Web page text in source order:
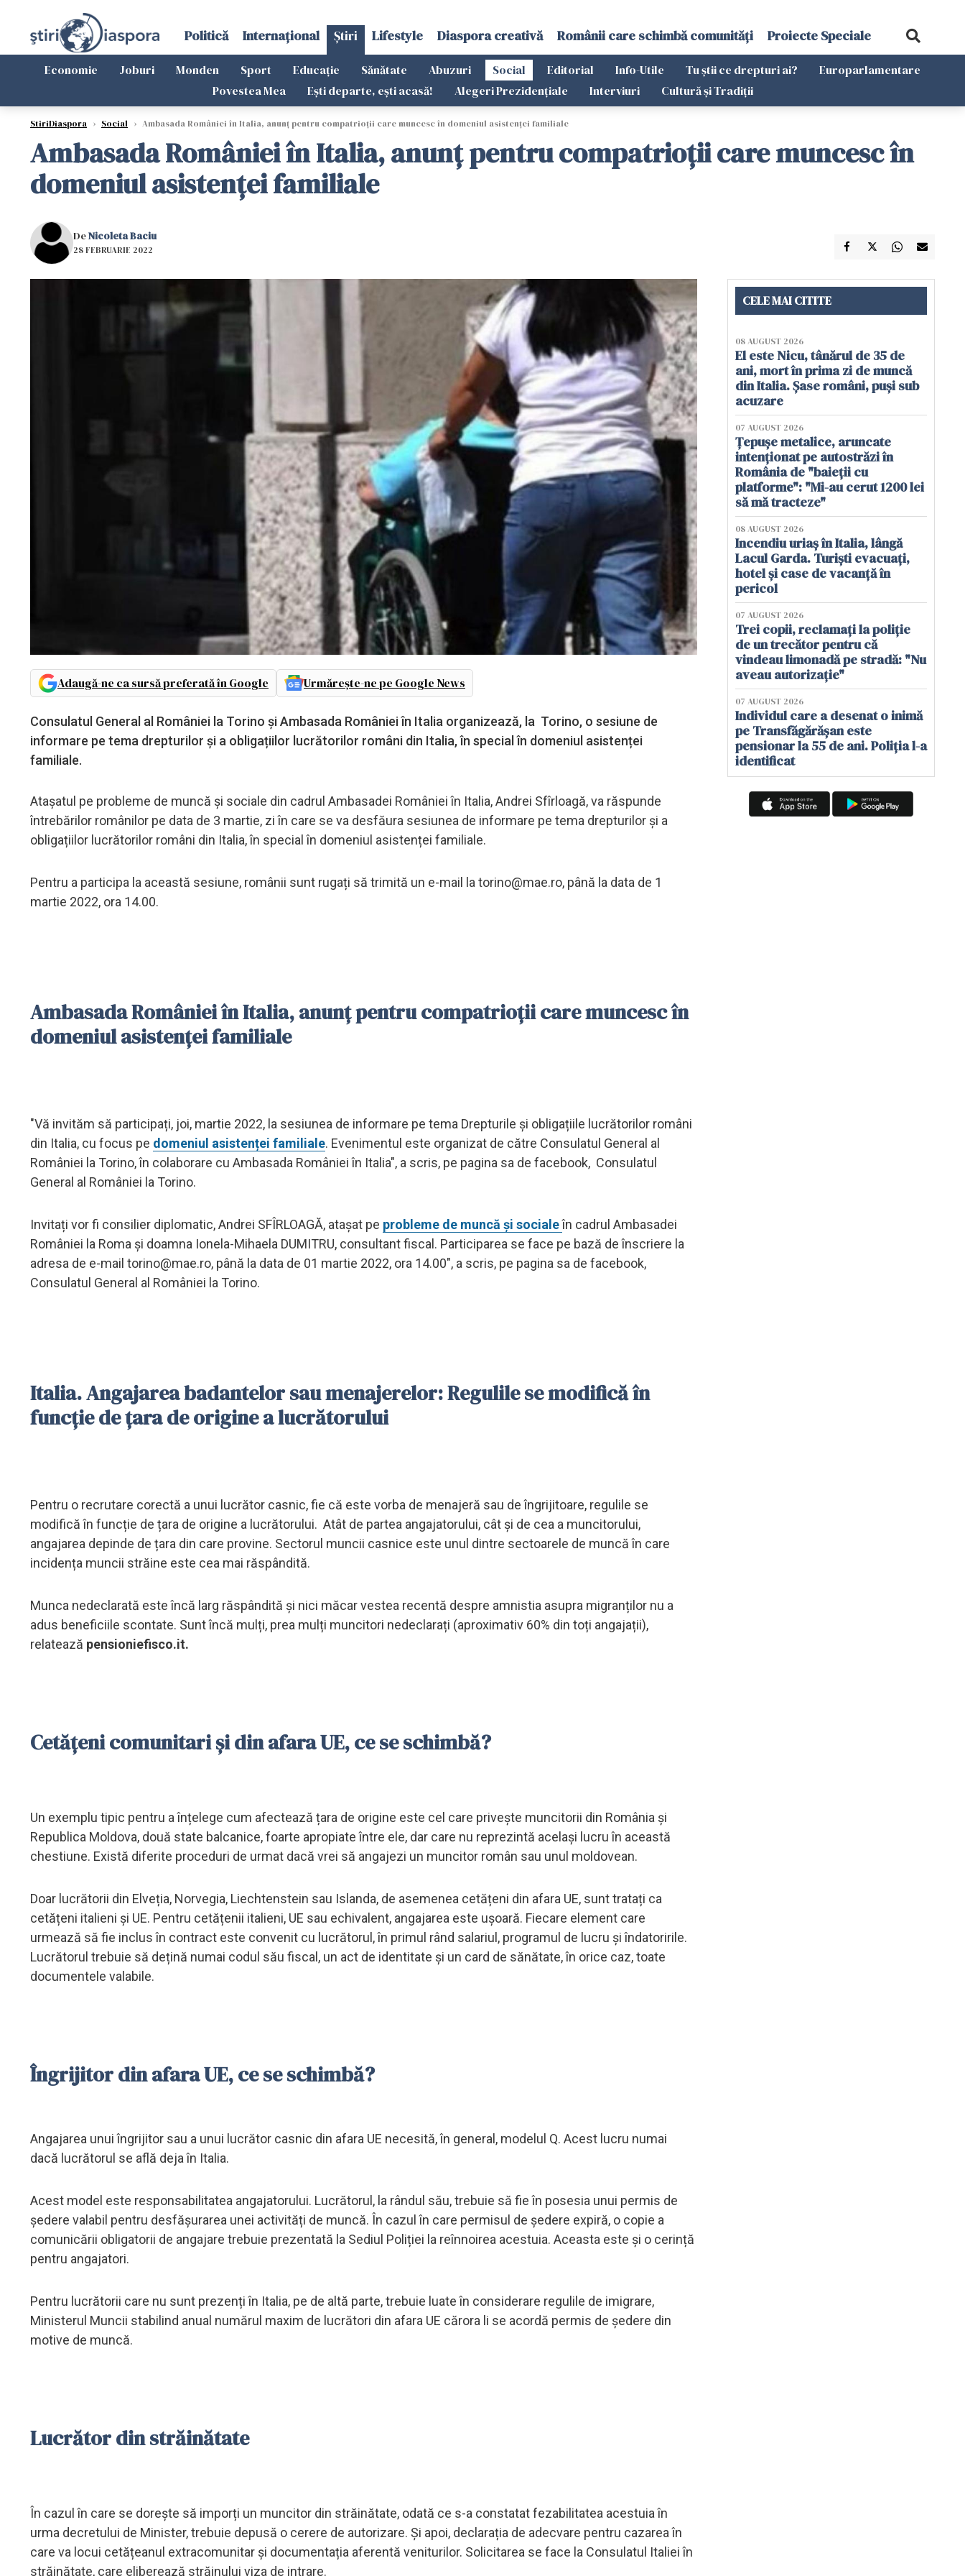
Politică Internațional Știri Lifestyle Diaspora creativă Românii care schimbă comunități Proiecte Speciale
Economie Joburi Monden Sport Educație Sănătate Abuzuri Social Editorial Info-Utile Tu știi ce drepturi ai?
Europarlamentare
Povestea Mea
Ești departe, ești acasă! Alegeri Prezidențiale Interviuri Cultură și Tradiții
StiriDiaspora › Social › Ambasada României în Italia, anunț pentru compatrioții care muncesc în domeniul asistenței familiale
Ambasada României în Italia, anunț pentru compatrioții care muncesc în
domeniul asistenței familiale
DeNicoleta Baciu
28 FEBRUARIE 2022
Adaugă-ne ca sursă preferată în Google Urmărește-ne pe Google News
Consulatul General al României la Torino și Ambasada României în Italia organizează, la Torino, o sesiune de
informare pe tema drepturilor și a obligațiilor lucrătorilor români din Italia, în special în domeniul asistenței
familiale.
Atașatul pe probleme de muncă și sociale din cadrul Ambasadei României în Italia, Andrei Sfîrloagă, va răspunde
întrebărilor românilor pe data de 3 martie, zi în care se va desfăura sesiunea de informare pe tema drepturilor și a
obligațiilor lucrătorilor români din Italia, în special în domeniul asistenței familiale.
Pentru a participa la această sesiune, românii sunt rugați să trimită un e-mail la torino@mae.ro, până la data de 1
martie 2022, ora 14.00.
Ambasada României în Italia, anunț pentru compatrioții care muncesc în
domeniul asistenței familiale
"Vă invităm să participați, joi, martie 2022, la sesiunea de informare pe tema Drepturile și obligațiile lucrătorilor români
din Italia, cu focus pe domeniul asistenței familiale. Evenimentul este organizat de către Consulatul General al
României la Torino, în colaborare cu Ambasada României în Italia", a scris, pe pagina sa de facebook, Consulatul
General al României la Torino.
Invitați vor fi consilier diplomatic, Andrei SFÎRLOAGĂ, atașat pe probleme de muncă și socialeîn cadrul Ambasadei
României la Roma și doamna Ionela-Mihaela DUMITRU, consultant fiscal. Participarea se face pe bază de înscriere la
adresa de e-mail torino@mae.ro, până la data de 01 martie 2022, ora 14.00", a scris, pe pagina sa de facebook,
Consulatul General al României la Torino.
Italia. Angajarea badantelor sau menajerelor: Regulile se modifică în
funcție de țara de origine a lucrătorului
Pentru o recrutare corectă a unui lucrător casnic, fie că este vorba de menajeră sau de îngrijitoare, regulile se
modifică în funcție de țara de origine a lucrătorului. Atât de partea angajatorului, cât și de cea a muncitorului,
angajarea depinde de țara din care provine. Sectorul muncii casnice este unul dintre sectoarele de muncă în care
incidența muncii străine este cea mai răspândită.
Munca nedeclarată este încă larg răspândită și nici măcar vestea recentă despre amnistia asupra migranților nu a
adus beneficiile scontate. Sunt încă mulți, prea mulți muncitori nedeclarați (aproximativ 60% din toți angajații),
relatează pensioniefisco.it.
Cetățeni comunitari și din afara UE, ce se schimbă?
Un exemplu tipic pentru a înțelege cum afectează țara de origine este cel care privește muncitorii din România și
Republica Moldova, două state balcanice, foarte apropiate între ele, dar care nu reprezintă același lucru în această
chestiune. Există diferite proceduri de urmat dacă vrei să angajezi un muncitor român sau unul moldovean.
Doar lucrătorii din Elveția, Norvegia, Liechtenstein sau Islanda, de asemenea cetățeni din afara UE, sunt tratați ca
cetățeni italieni și UE. Pentru cetățenii italieni, UE sau echivalent, angajarea este ușoară. Fiecare element care
urmează să fie inclus în contract este convenit cu lucrătorul, în primul rând salariul, programul de lucru și îndatoririle.
Lucrătorul trebuie să dețină numai codul său fiscal, un act de identitate și un card de sănătate, în orice caz, toate
documentele valabile.
Îngrijitor din afara UE, ce se schimbă?
Angajarea unui îngrijitor sau a unui lucrător casnic din afara UE necesită, în general, modelul Q. Acest lucru numai
dacă lucrătorul se află deja în Italia.
Acest model este responsabilitatea angajatorului. Lucrătorul, la rândul său, trebuie să fie în posesia unui permis de
ședere valabil pentru desfășurarea unei activități de muncă. În cazul în care permisul de ședere expiră, o copie a
comunicării obligatorii de angajare trebuie prezentată la Sediul Poliției la reînnoirea acestuia. Aceasta este și o cerință
pentru angajatori.
Pentru lucrătorii care nu sunt prezenți în Italia, pe de altă parte, trebuie luate în considerare regulile de imigrare,
Ministerul Muncii stabilind anual numărul maxim de lucrători din afara UE cărora li se acordă permis de ședere din
motive de muncă.
Lucrător din străinătate
În cazul în care se dorește să imporți un muncitor din străinătate, odată ce s-a constatat fezabilitatea acestuia în
urma decretului de Minister, trebuie depusă o cerere de autorizare. Și apoi, declarația de adecvare pentru cazarea în
care va locui cetățeanul extracomunitar și documentația aferentă veniturilor. Solicitarea se face la Consulatul Italiei în
străinătate, care eliberează străinului viza de intrare.
CELE MAI CITITE
08 AUGUST 2026
El este Nicu, tânărul de 35 de
ani, mort în prima zi de muncă
din Italia. Șase români, puși sub
acuzare
07 AUGUST 2026
Țepușe metalice, aruncate
intenționat pe autostrăzi în
România de "baieții cu
platforme": "Mi-au cerut 1200 lei
să mă tracteze"
08 AUGUST 2026
Incendiu uriaș în Italia, lângă
Lacul Garda. Turiști evacuați,
hotel și case de vacanță în
pericol
07 AUGUST 2026
Trei copii, reclamați la poliție
de un trecător pentru că
vindeau limonadă pe stradă: "Nu
aveau autorizație"
07 AUGUST 2026
Individul care a desenat o inimă
pe Transfăgărășan este
pensionar la 55 de ani. Poliția l-a
identificat